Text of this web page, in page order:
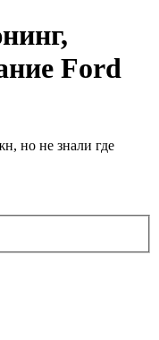
Ford
но не знали где